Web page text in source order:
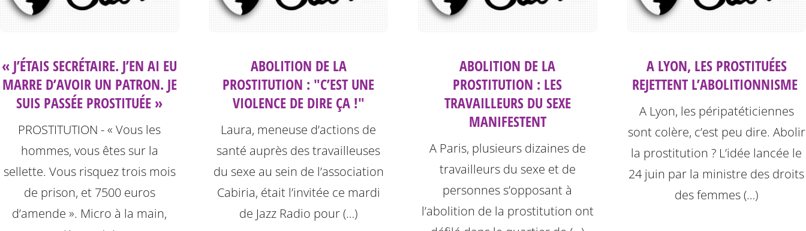
« J’ÉTAIS SECRÉTAIRE. J’EN AI EU
MARRE D’AVOIR UN PATRON. JE
SUIS PASSÉE PROSTITUÉE »
PROSTITUTION - « Vous les
hommes, vous êtes sur la
sellette. Vous risquez trois mois
de prison, et 7500 euros
d’amende ». Micro à la main,
ABOLITION DE LA
PROSTITUTION : "C’EST UNE
VIOLENCE DE DIRE ÇA !"
Laura, meneuse d’actions de
santé auprès des travailleuses
du sexe au sein de l’association
Cabiria, était l’invitée ce mardi
de Jazz Radio pour (…)
ABOLITION DE LA
PROSTITUTION : LES
TRAVAILLEURS DU SEXE
MANIFESTENT
A Paris, plusieurs dizaines de
travailleurs du sexe et de
personnes s’opposant à
l’abolition de la prostitution ont
A LYON, LES PROSTITUÉES
REJETTENT L’ABOLITIONNISME ‎
A Lyon, les péripatéticiennes
sont colère, c’est peu dire. Abolir
la prostitution ? L’idée lancée le
24 juin par la ministre des droits
des femmes (…)